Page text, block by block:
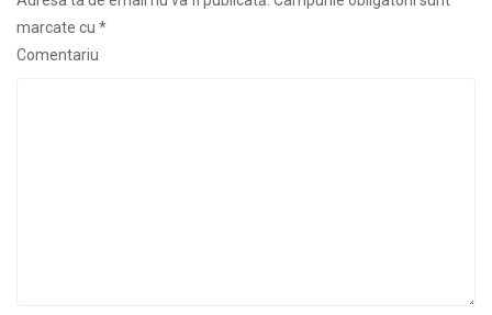
marcate cu *
Comentariu